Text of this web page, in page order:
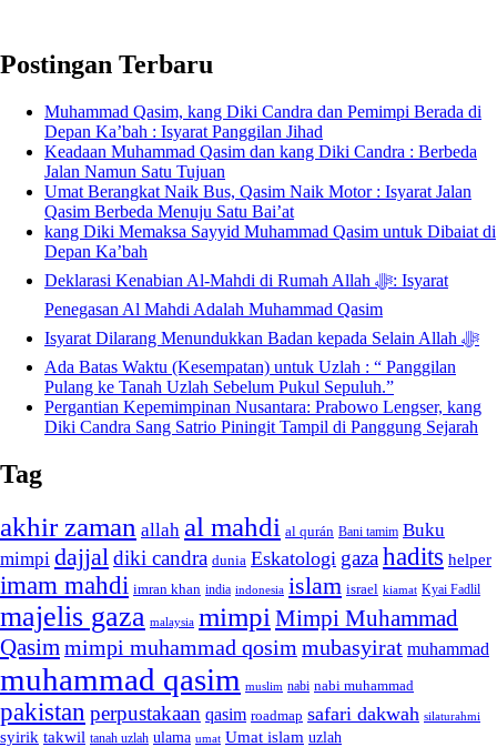
Postingan Terbaru
Muhammad Qasim, kang Diki Candra dan Pemimpi Berada di
Depan Ka’bah : Isyarat Panggilan Jihad
Keadaan Muhammad Qasim dan kang Diki Candra : Berbeda
Jalan Namun Satu Tujuan
Umat Berangkat Naik Bus, Qasim Naik Motor : Isyarat Jalan
Qasim Berbeda Menuju Satu Bai’at
kang Diki Memaksa Sayyid Muhammad Qasim untuk Dibaiat di
Depan Ka’bah
Deklarasi Kenabian Al-Mahdi di Rumah Allah ﷻ: Isyarat
Penegasan Al Mahdi Adalah Muhammad Qasim
Isyarat Dilarang Menundukkan Badan kepada Selain Allah ﷻ
Ada Batas Waktu (Kesempatan) untuk Uzlah : “ Panggilan
Pulang ke Tanah Uzlah Sebelum Pukul Sepuluh.”
Pergantian Kepemimpinan Nusantara: Prabowo Lengser, kang
Diki Candra Sang Satrio Piningit Tampil di Panggung Sejarah
Tag
akhir zaman allah al mahdi al qurán Bani tamim Buku
mimpi dajjal diki candra dunia Eskatologi gazahadits helper
imam mahdi imran khan india indonesia islam israel kiamat Kyai Fadlil
majelis gaza malaysia mimpi Mimpi Muhammad
Qasim mimpi muhammad qosim mubasyirat muhammad
muhammad qasim muslim nabi nabi muhammad
pakistan perpustakaan qasim roadmap safari dakwah silaturahmi
syirik takwil tanah uzlah ulama umat Umat islam uzlah